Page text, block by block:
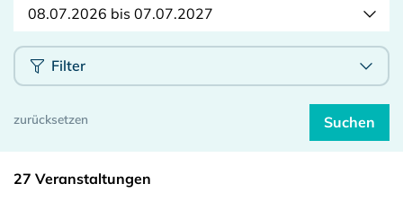
08.07.2026 bis 07.07.2027
Filter
27 Veranstaltungen